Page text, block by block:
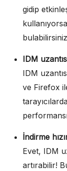
gidip
IDM
IDM
ve Firefox
İndirme
Evet, IDM
artırabilir!